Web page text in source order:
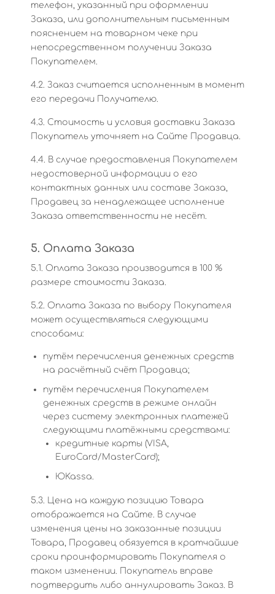
телефон, указанный при оформлении
Заказа, или дополнительным письменным
пояснением на товарном чеке при
непосредственном получении Заказа
Покупателем.
4.2. Заказ считается исполненным в момент
его передачи Получателю.
4.3. Стоимость и условия доставки Заказа
Покупатель уточняет на Сайте Продавца.
4.4. В случае предоставления Покупателем
недостоверной информации о его
контактных данных или составе Заказа,
Продавец за ненадлежащее исполнение
Заказа ответственности не несёт.
5. Оплата Заказа
5.1. Оплата Заказа производится в 100 %
размере стоимости Заказа.
5.2. Оплата Заказа по выбору Покупателя
может осуществляться следующими
способами:
путём перечисления денежных средств
на расчётный счёт Продавца;
путём перечисления Покупателем
денежных средств в режиме онлайн
через систему электронных платежей
следующими платёжными средствами:
кредитные карты (VISA,
EuroCard/MasterCard);
ЮKassa.
5.3. Цена на каждую позицию Товара
отображается на Сайте. В случае
изменения цены на заказанные позиции
Товара, Продавец обязуется в кратчайшие
сроки проинформировать Покупателя о
таком изменении. Покупатель вправе
подтвердить либо аннулировать Заказ. В